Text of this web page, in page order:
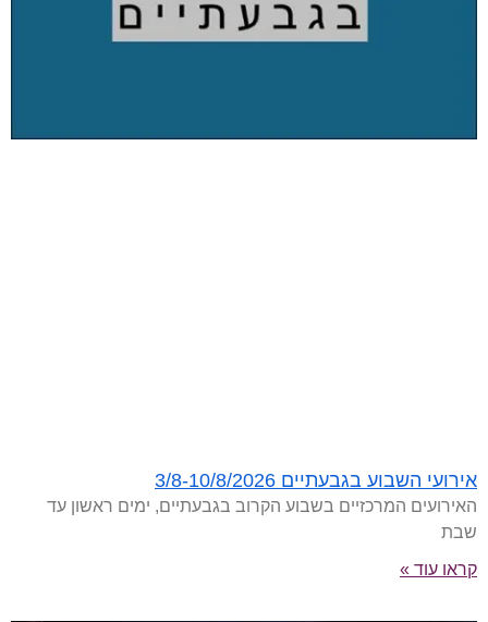
אירועי השבוע בגבעתיים 3/8-10/8/2026
האירועים המרכזיים בשבוע הקרוב בגבעתיים, ימים ראשון עד
שבת
קראו עוד »